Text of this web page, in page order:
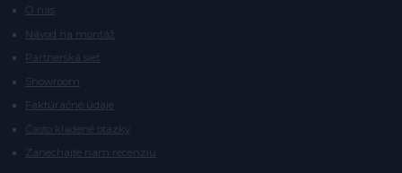
O nás
Návod na montáž
Partnerská sieť
Showroom
Faktúračné údaje
Často kladené otázky
Zanechajte nám recenziu